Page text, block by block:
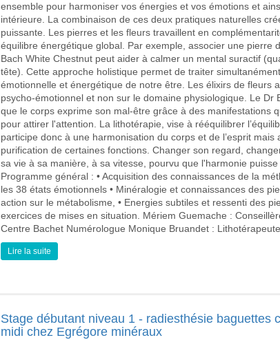
ensemble pour harmoniser vos énergies et vos émotions et
intérieure. La combinaison de ces deux pratiques naturelles
puissante. Les pierres et les fleurs travaillent en
équilibre énergétique global. Par exemple, associer une pierre
Bach White Chestnut peut aider à calmer un mental suractif
tête). Cette approche holistique permet de traiter
émotionnelle et énergétique de notre être. Les élixirs de fleurs
psycho-émotionnel et non sur le domaine physiologique. Le Dr
que le corps exprime son mal-être grâce à des manifestations
pour attirer l'attention. La lithotérapie, vise à rééquilibrer
participe donc à une harmonisation du corps et de l’esprit mais
purification de certaines fonctions. Changer son regard,
sa vie à sa manière, à sa vitesse, pourvu que l'harmonie
Programme général : • Acquisition des connaissances de la
les 38 états émotionnels • Minéralogie et connaissances des
action sur le métabolisme, • Energies subtiles et ressenti des
exercices de mises en situation. Mériem Guemache :
Centre Bachet Numérologue Monique Bruandet :
Lire la suite
Stage débutant niveau 1 - radiesthésie baguettes
midi chez Egrégore minéraux